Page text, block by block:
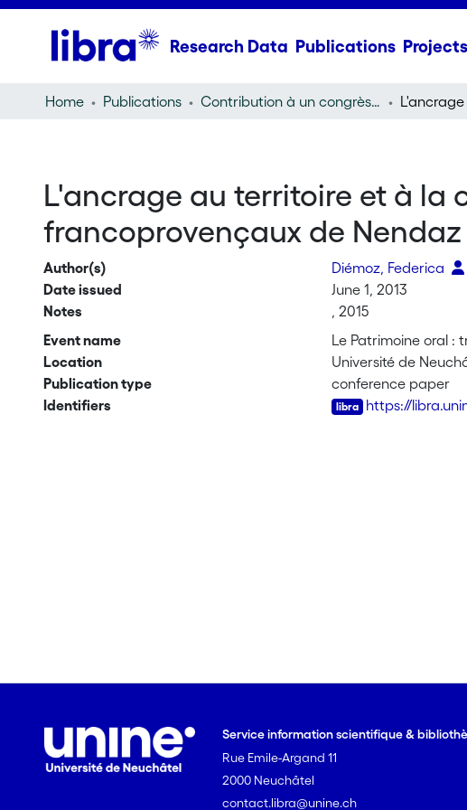
Research Data Publications Projects
Home Publications Contribution à un congrès (conference paper)
L'ancrage au territoire et à la
francoprovençaux de Nendaz
Author(s) Diémoz, Federica
Date issued
June 1, 2013
Notes
, 2015
Event name
Le Patrimoine oral :
Location
Université de
Publication type
conference paper
Identifiers
https://
Service information scientifique &
Rue Emile-Argand 11
2000 Neuchâtel
contact.libra@unine.ch